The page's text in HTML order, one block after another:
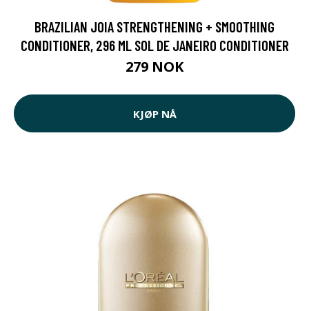
BRAZILIAN JOIA STRENGTHENING + SMOOTHING
CONDITIONER, 296 ML SOL DE JANEIRO CONDITIONER
279 NOK
KJØP NÅ